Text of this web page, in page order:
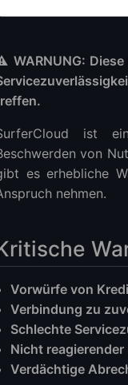
die Sie achten sollten
Warum Sie
Geschäftspraktiken
Wählen Sie
der SurferCloud-
die von Nutzern
vs. LightNode
sagen
Bedenken
WARNUNG:
ist
von
es erhebliche
nehmen.
Vorwürfe von
Verbindung zu
Schlechte
Nicht
Verdächtige